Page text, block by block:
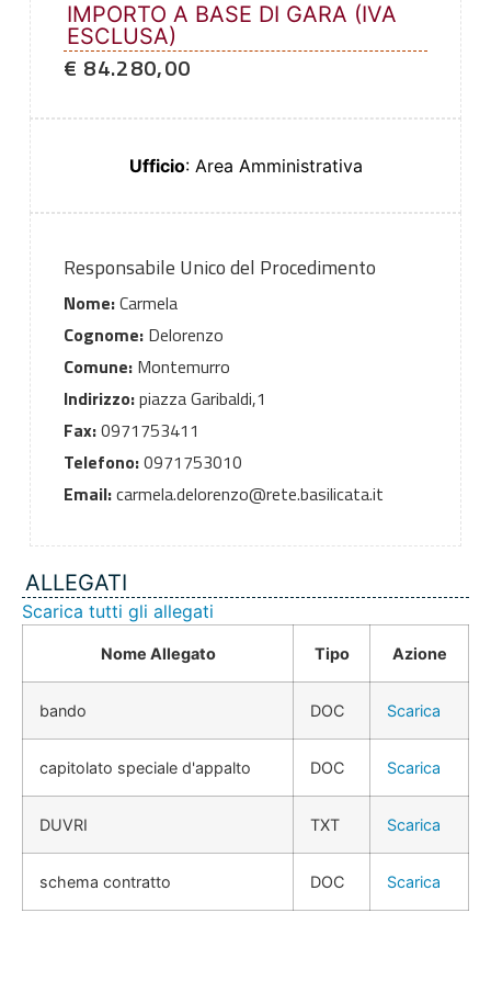
IMPORTO A BASE DI GARA (IVA
ESCLUSA)
€ 84.280,00
Ufficio: Area Amministrativa
Responsabile Unico del Procedimento
Nome:Carmela
Cognome:Delorenzo
Comune:Montemurro
Indirizzo:piazza Garibaldi,1
Fax:0971753411
Telefono:0971753010
Email:carmela.delorenzo@rete.basilicata.it
ALLEGATI
Scarica tutti gli allegati
Nome Allegato Tipo Azione
bando DOC Scarica
capitolato speciale d'appalto DOC Scarica
DUVRI TXT Scarica
schema contratto DOC Scarica